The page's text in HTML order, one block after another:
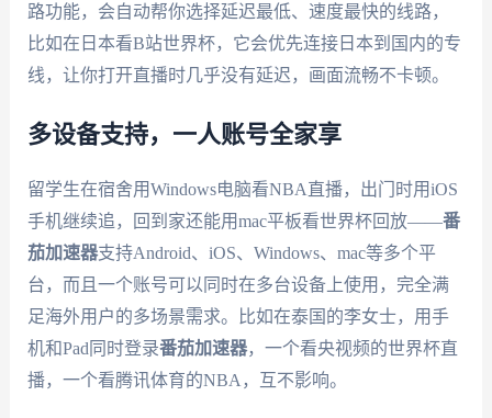
路功能，会自动帮你选择延迟最低、速度最快的线路，
比如在日本看B站世界杯，它会优先连接日本到国内的专
线，让你打开直播时几乎没有延迟，画面流畅不卡顿。
多设备支持，一人账号全家享
留学生在宿舍用Windows电脑看NBA直播，出门时用iOS
手机继续追，回到家还能用mac平板看世界杯回放——番
茄加速器支持Android、iOS、Windows、mac等多个平
台，而且一个账号可以同时在多台设备上使用，完全满
足海外用户的多场景需求。比如在泰国的李女士，用手
机和Pad同时登录番茄加速器，一个看央视频的世界杯直
播，一个看腾讯体育的NBA，互不影响。